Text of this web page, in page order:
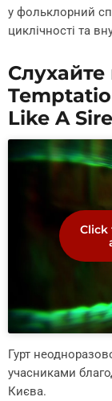
у фольклорний
циклічності та
Like A
Click
Гурт
учасниками
Києва.